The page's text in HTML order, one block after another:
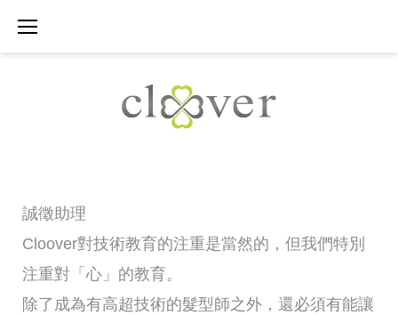
Recruit
Assistant
誠徵助理
Cloover對技術教育的注重是當然的，但我們特別
注重對「心」的教育。
除了成為有高超技術的髮型師之外，還必須有能讓